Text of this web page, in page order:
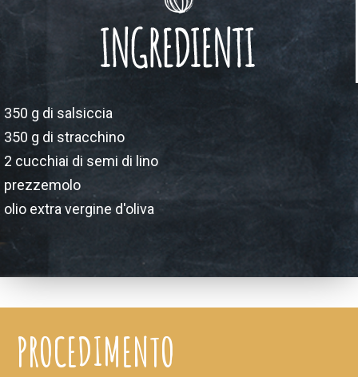
350 g di salsiccia
350 g di stracchino
2 cucchiai di semi di lino
prezzemolo
olio extra vergine d'oliva
PROCEDIMENTO